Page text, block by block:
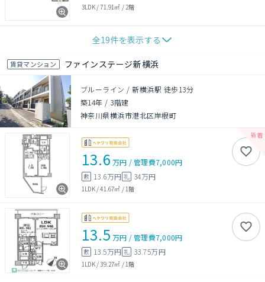
3LDK/71.91㎡ / 2階
全19件を表示する
賃貸マンション ファインステージ新横浜
ブルーライン / 新横浜駅 徒歩13分
築14年 / 3階建
神奈川県横浜市港北区岸根町
13.6 万円 /管理費7,000円
敷 13.6万円 礼 34万円
1LDK/41.67㎡ /1階
13.5 万円 /管理費7,000円
敷 13.5万円 礼 33.75万円
1LDK/39.27㎡ /1階